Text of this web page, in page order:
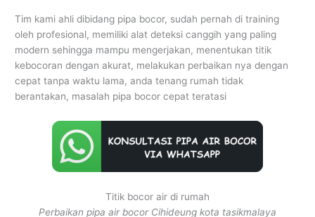
Tim kami ahli dibidang pipa bocor, sudah pernah di training
oleh profesional, memiliki alat deteksi canggih yang paling
modern sehingga mampu mengerjakan, menentukan titik
kebocoran dengan akurat, melakukan perbaikan nya dengan
cepat tanpa waktu lama, anda tenang rumah tidak
berantakan, masalah pipa bocor cepat teratasi
Titik bocor air di rumah
Perbaikan pipa air bocor Cihideung kota tasikmalaya